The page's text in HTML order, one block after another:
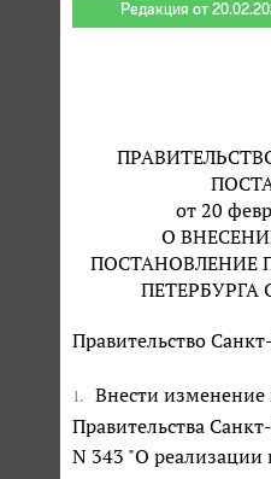
Редакция от
от 20
О
ПОСТАНОВЛЕНИЕ
ПЕТЕРБУРГА
Правительство
1.
Внести изменение
Правительства
N 343 "О реализации